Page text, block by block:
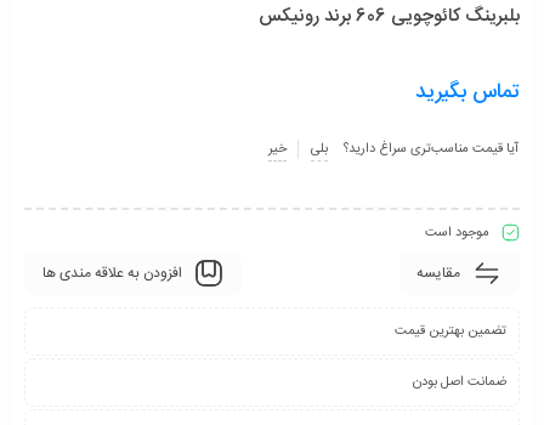
بلبرینگ کائوچویی 606 برند رونیکس
تماس بگیرید
آیا قیمت مناسب‌تری سراغ دارید؟ بلی خیر
موجود است
مقایسه افزودن به علاقه مندی ها
تضمین بهترین قیمت
ضمانت اصل بودن